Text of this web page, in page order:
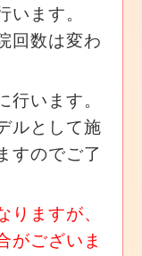
います。
回数は変わ
行います。
ルとして施
すのでご了
りますが、
がございま